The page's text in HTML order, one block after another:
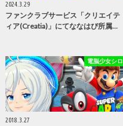
2024.3.29
ファンクラブサービス「クリエイテ
ィア(Creatia)」にてななはぴ所属…
電脳少女シロ
2018.3.27